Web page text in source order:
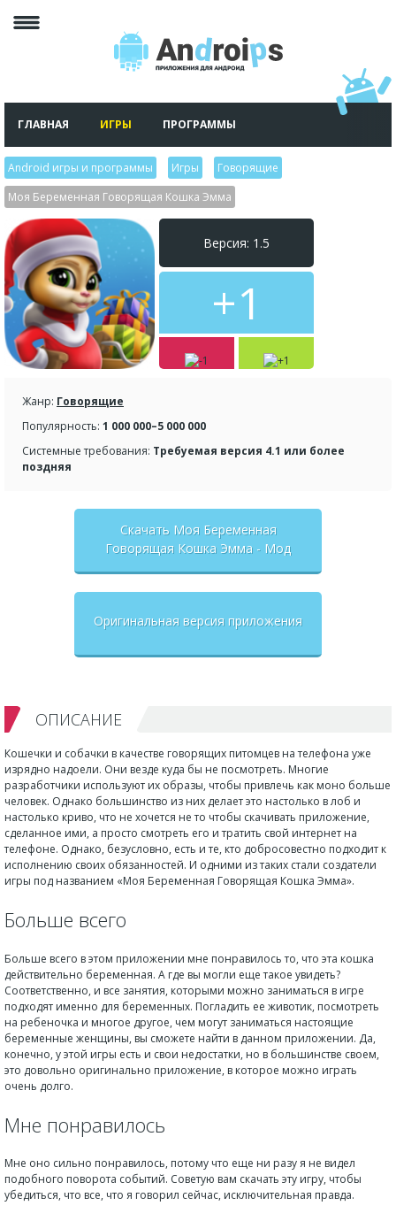
ГЛАВНАЯ ИГРЫ ПРОГРАММЫ
Android игры и программы Игры Говорящие
Моя Беременная Говорящая Кошка Эмма
Версия: 1.5
+1
Жанр: Говорящие
Популярность: 1 000 000–5 000 000
Системные требования: Требуемая версия 4.1 или более
поздняя
Скачать Моя Беременная
Говорящая Кошка Эмма - Мод
Оригинальная версия приложения
ОПИСАНИЕ
Кошечки и собачки в качестве говорящих питомцев на телефона уже
изрядно надоели. Они везде куда бы не посмотреть. Многие
разработчики используют их образы, чтобы привлечь как моно больше
человек. Однако большинство из них делает это настолько в лоб и
настолько криво, что не хочется не то чтобы скачивать приложение,
сделанное ими, а просто смотреть его и тратить свой интернет на
телефоне. Однако, безусловно, есть и те, кто добросовестно подходит к
исполнению своих обязанностей. И одними из таких стали создатели
игры под названием «Моя Беременная Говорящая Кошка Эмма».
Больше всего
Больше всего в этом приложении мне понравилось то, что эта кошка
действительно беременная. А где вы могли еще такое увидеть?
Соответственно, и все занятия, которыми можно заниматься в игре
подходят именно для беременных. Погладить ее животик, посмотреть
на ребеночка и многое другое, чем могут заниматься настоящие
беременные женщины, вы сможете найти в данном приложении. Да,
конечно, у этой игры есть и свои недостатки, но в большинстве своем,
это довольно оригинально приложение, в которое можно играть
очень долго.
Мне понравилось
Мне оно сильно понравилось, потому что еще ни разу я не видел
подобного поворота событий. Советую вам скачать эту игру, чтобы
убедиться, что все, что я говорил сейчас, исключительная правда.